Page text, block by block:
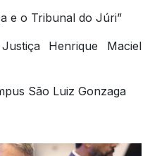
e o Tribunal do Júri”
Henrique Maciel
São Luiz Gonzaga